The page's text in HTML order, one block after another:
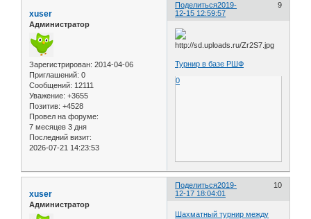
Поделиться 9
2019-
12-15 12:59:57
xuser
Администратор
Зарегистрирован: 2014-04-06
Приглашений: 0
Сообщений: 12111
Уважение: +3655
Позитив: +4528
Провел на форуме:
7 месяцев 3 дня
Последний визит:
2026-07-21 14:23:53
Турнир в базе РШФ
0
Поделиться 10
2019-
12-17 18:04:01
xuser
Администратор
Шахматный турнир между